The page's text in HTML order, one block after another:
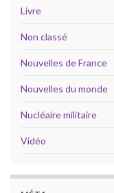
Livre
Non classé
Nouvelles de France
Nouvelles du monde
Nucléaire militaire
Vidéo